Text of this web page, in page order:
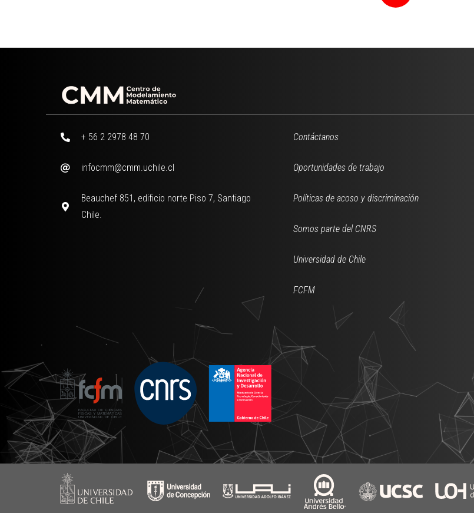
+ 56 2 2978 48 70
infocmm@cmm.uchile.cl
Beauchef 851, edificio norte Piso 7, Santiago
Chile.
Contáctanos
Oportunidades de trabajo
Políticas de acoso y discriminación
Somos parte del CNRS
Universidad de Chile
FCFM